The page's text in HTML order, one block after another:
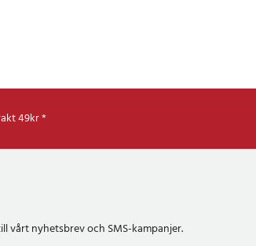
49kr *
vårt nyhetsbrev och SMS-kampanjer.